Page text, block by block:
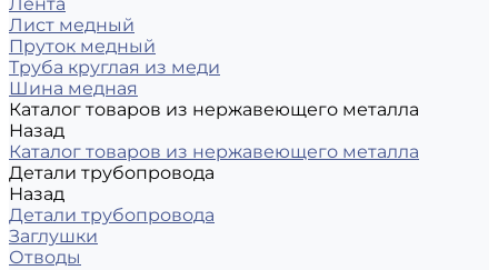
Лист медный
Пруток медный
Труба круглая из меди
Шина медная
Каталог товаров из нержавеющего металла
Назад
Каталог товаров из нержавеющего металла
Детали трубопровода
Назад
Детали трубопровода
Заглушки
Отводы